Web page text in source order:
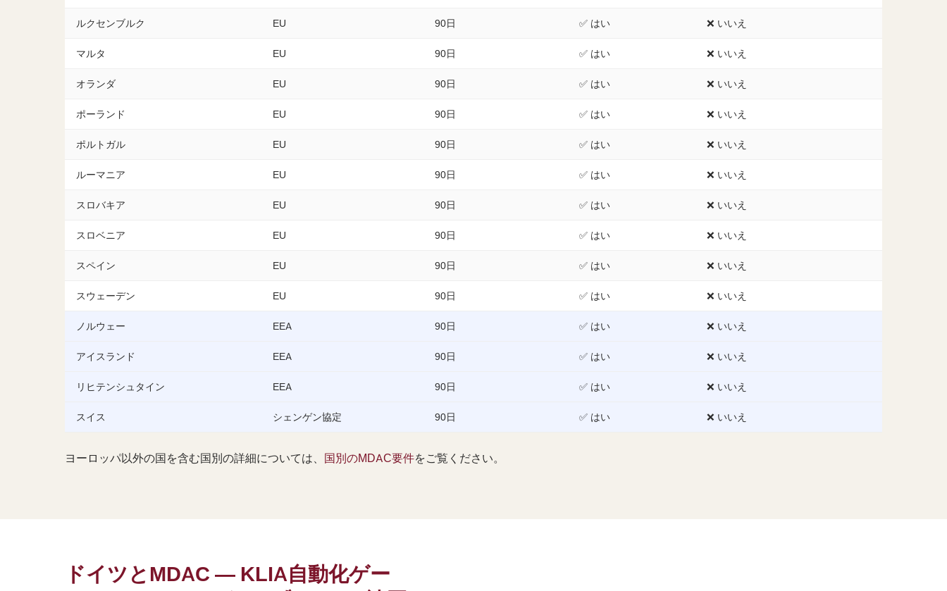
ルクセンブルク EU 90日 ✅ はい ❌ いいえ
マルタ EU 90日 ✅ はい ❌ いいえ
オランダ EU 90日 ✅ はい ❌ いいえ
ポーランド EU 90日 ✅ はい ❌ いいえ
ポルトガル EU 90日 ✅ はい ❌ いいえ
ルーマニア EU 90日 ✅ はい ❌ いいえ
スロバキア EU 90日 ✅ はい ❌ いいえ
スロベニア EU 90日 ✅ はい ❌ いいえ
スペイン EU 90日 ✅ はい ❌ いいえ
スウェーデン EU 90日 ✅ はい ❌ いいえ
ノルウェー EEA 90日 ✅ はい ❌ いいえ
アイスランド EEA 90日 ✅ はい ❌ いいえ
リヒテンシュタイン EEA 90日 ✅ はい ❌ いいえ
スイス シェンゲン協定 90日 ✅ はい ❌ いいえ
ヨーロッパ以外の国を含む国別の詳細については、 国別のMDAC要件をご覧ください。
ドイツとMDAC — KLIA自動化ゲー